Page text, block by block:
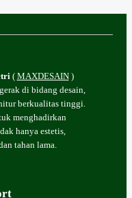
( MAXDESAIN)
di bidang desain,
berkualitas tinggi.
menghadirkan
hanya estetis,
tahan lama.